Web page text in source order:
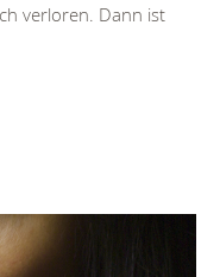
verloren. Dann ist